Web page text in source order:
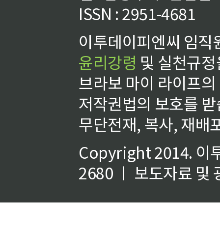
ISSN : 2951-4681
이투데이피엔씨 임
윤리강령 및 실천규
브라보 마이 라이프
저작권법의 보호를
무단전재, 복사, 재배
Copyright 2014. 이
2680 ㅣ 보도자료